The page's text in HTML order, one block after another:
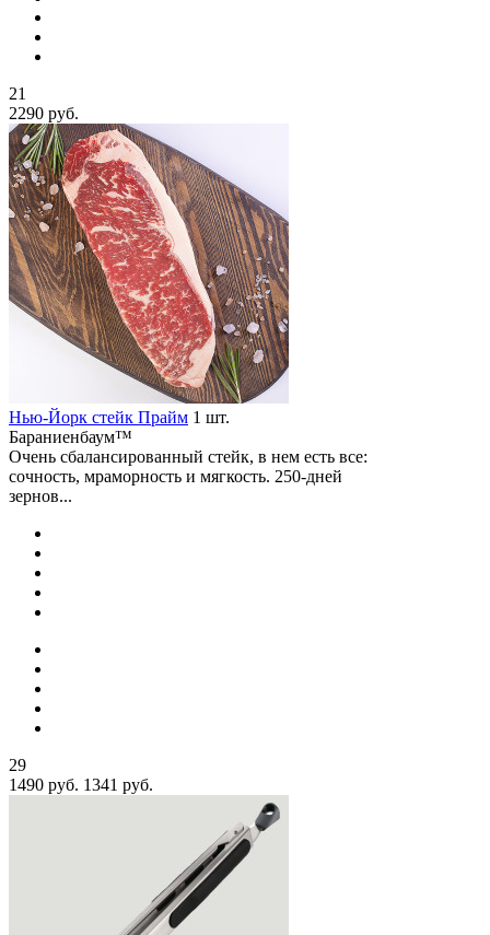
21
2290 руб.
Нью-Йорк стейк Прайм 1 шт.
Бараниенбаум™
Очень сбалансированный стейк, в нем есть все:
сочность, мраморность и мягкость. 250-дней
зернов...
29
1490 руб. 1341 руб.